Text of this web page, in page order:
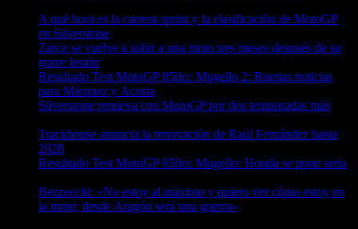
A qué hora es la carrera sprint y la clasificación de MotoGP
en Silverstone
Zarco se vuelve a subir a una moto tres meses después de su
grave lesión
Resultado Test MotoGP 850cc Mugello 2: Buenas noticias
para Márquez y Acosta
Silverstone renueva con MotoGP por dos temporadas más
Trackhouse anuncia la renovación de Raúl Fernández hasta
2028
Resultado Test MotoGP 850cc Mugello: Honda se pone seria
Bezzecchi: «No estoy al máximo y quiero ver cómo estoy en
la moto; desde Aragón será una guerra»